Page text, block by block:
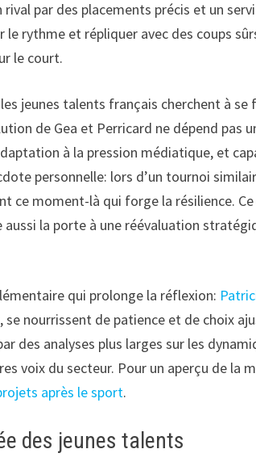
par des placements précis et un
rythme et répliquer avec des coups
le court.
jeunes talents français cherchent à
de Gea et Perricard ne dépend
à la pression médiatique, et
personnelle: lors d’un tournoi
moment-là qui forge la résilience.
la porte à une réévaluation
qui prolonge la réflexion:
nourrissent de patience et de choix
des analyses plus larges sur les
voix du secteur. Pour un aperçu de
après le sport.
des jeunes talents